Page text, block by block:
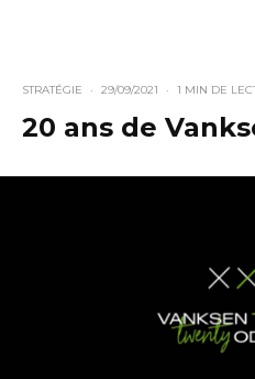
STRATÉGIE · 29/09/2021 · 1 MIN DE
20 ans de